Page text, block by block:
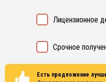
Нижний Тагил
Новосибирск
Лицензионное
Срочное
Есть предложение